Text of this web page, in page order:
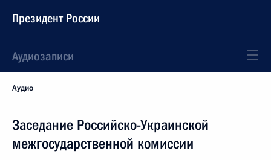
Президент России
Аудиозаписи
Аудио
Заседание Российско-Украинской
межгосударственной комиссии